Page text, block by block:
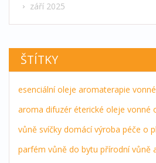
září 2025
ŠTÍTKY
esenciální oleje aromaterapie
aroma difuzér éterické oleje vonné
vůně svíčky domácí výroba péče o
parfém vůně do bytu přírodní vůně